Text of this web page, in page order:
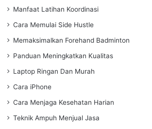
Manfaat Latihan Koordinasi
Cara Memulai Side Hustle
Memaksimalkan Forehand Badminton
Panduan Meningkatkan Kualitas
Laptop Ringan Dan Murah
Cara iPhone
Cara Menjaga Kesehatan Harian
Teknik Ampuh Menjual Jasa